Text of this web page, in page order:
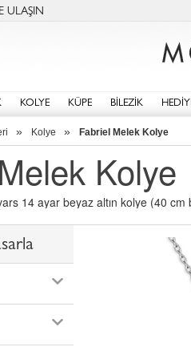
ULAŞIN
KOLYE KÜPE BİLEZİK
» Kolye » Fabriel Melek Kolye
Kolye
14 ayar beyaz altın kolye (40 cm